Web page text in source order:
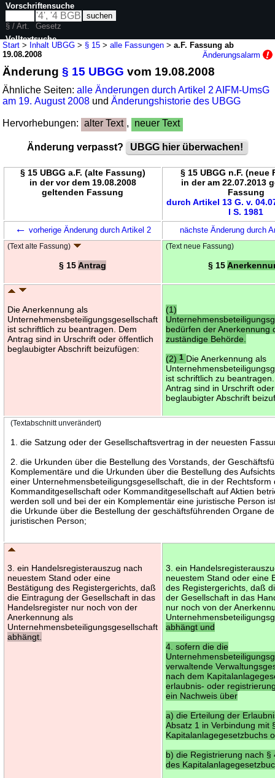
Start > Inhalt UBGG > § 15 >alle Fassungen >a.F. Fassung ab
19.08.2008
Änderungsalarm
Änderung§ 15 UBGG vom 19.08.2008
Ähnliche Seiten:alle Änderungen durch Artikel 2 AIFM-UmsG
am 19. August 2008 undÄnderungshistorie des UBGG
Hervorhebungen: alter Text , neuer Text
Änderung verpasst? UBGG hier überwachen!
§ 15 UBGG a.F. (alte Fassung)
in der vor dem 19.08.2008
geltenden Fassung
§ 15 UBGG n.F. (neue
in der am 22.07.2013
Fassung
durch Artikel 13 G. v.
I S. 1981
← vorherige Änderung durch Artikel 2 nächste Änderung durch
(Text alte Fassung)
§ 15Antrag
(Text neue Fassung)
§ 15
Die Anerkennung als
Unternehmensbeteiligungsgesellschaft
ist schriftlich zu beantragen. Dem
Antrag sind in Urschrift oder öffentlich
beglaubigter Abschrift beizufügen:
(1)
bedürfen der Anerkennung
zuständige Behörde.
(2)1 Die Anerkennung als
ist schriftlich zu
Antrag sind in Urschrift
beglaubigter Abschrift
(Textabschnitt unverändert)
1. die Satzung oder der Gesellschaftsvertrag in der neuesten
2. die Urkunden über die Bestellung des Vorstands, der
Komplementäre und die Urkunden über die Bestellung des
einer Unternehmensbeteiligungsgesellschaft, die in der Rechtsform
Kommanditgesellschaft oder Kommanditgesellschaft auf Aktien
werden soll und bei der ein Komplementär eine juristische Person
die Urkunde über die Bestellung der geschäftsführenden Organe
juristischen Person;
3. ein Handelsregisterauszug nach
neuestem Stand oder eine
Bestätigung des Registergerichts, daß
die Eintragung der Gesellschaft in das
Handelsregister nur noch von der
Anerkennung als
Unternehmensbeteiligungsgesellschaft
abhängt.
3. ein
neuestem Stand oder eine
des Registergerichts, daß
der Gesellschaft in das
nur noch von der
abhängt und
4. sofern die die
verwaltende
nach dem
erlaubnis- oder
ein Nachweis über
a) die Erteilung der
Absatz 1 in Verbindung mit
Kapitalanlagegesetzbuchs
b) die Registrierung nach §
des
Vorschriftensuche
§ / Art.
Gesetz
Volltextsuche